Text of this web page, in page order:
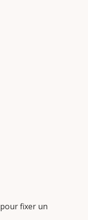
pour fixer un